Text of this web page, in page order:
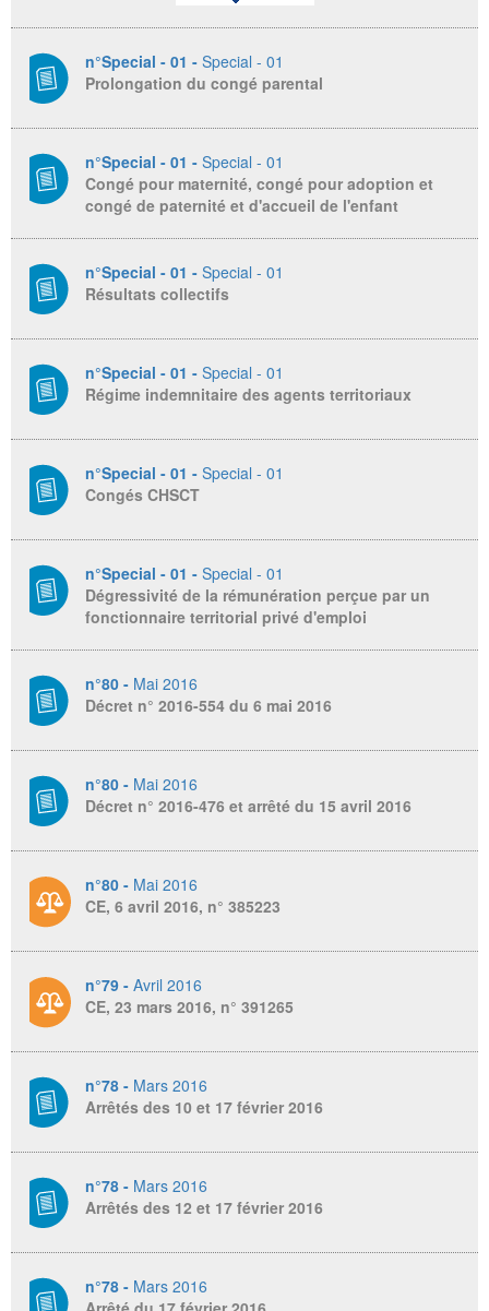
n°Special - 01 - Special - 01
Prolongation du congé parental
n°Special - 01 - Special - 01
Congé pour maternité, congé pour adoption et
congé de paternité et d'accueil de l'enfant
n°Special - 01 - Special - 01
Résultats collectifs
n°Special - 01 - Special - 01
Régime indemnitaire des agents territoriaux
n°Special - 01 - Special - 01
Congés CHSCT
n°Special - 01 - Special - 01
Dégressivité de la rémunération perçue par un
fonctionnaire territorial privé d'emploi
n°80 - Mai 2016
Décret n° 2016-554 du 6 mai 2016
n°80 - Mai 2016
Décret n° 2016-476 et arrêté du 15 avril 2016
n°80 - Mai 2016
CE, 6 avril 2016, n° 385223
n°79 - Avril 2016
CE, 23 mars 2016, n° 391265
n°78 - Mars 2016
Arrêtés des 10 et 17 février 2016
n°78 - Mars 2016
Arrêtés des 12 et 17 février 2016
n°78 - Mars 2016